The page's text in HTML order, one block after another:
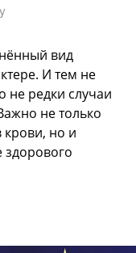
вид
И тем не
не редки случаи
не только
крови, но и
здорового